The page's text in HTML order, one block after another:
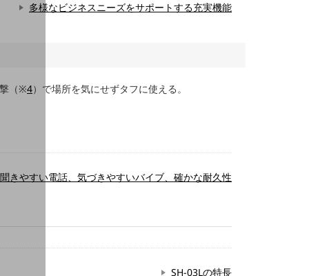
多様なビジネスニーズをサポートする充実機能
（※4）で場所を気にせずタフに使える。
聞きやすい電話、気づきやすいバイブ、確かな耐久性
SH-03Lの特長